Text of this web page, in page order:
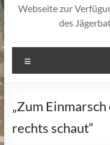
Webseite zur
des
„Zum
rechts schaut“